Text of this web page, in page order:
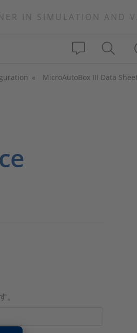
IN SIMULATION AND
MicroAutoBox III Data